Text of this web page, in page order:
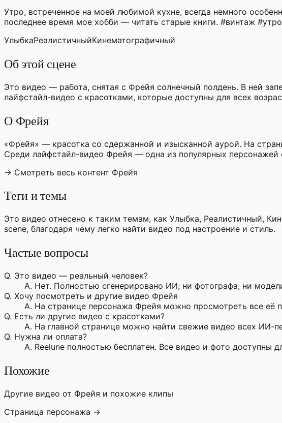
Утро, встреченное на моей любимой кухне, всегда немного
последнее время мое хобби — читать старые книги. #винтаж
УлыбкаРеалистичныйКинематографичный
Об этой сцене
Это видео — работа, снятая с Фрейя солнечный полдень. В ней
лайфстайл-видео с красотками, которые доступны для всех
О Фрейя
«Фрейя» — красотка со сдержанной и изысканной аурой. На
Среди лайфстайл-видео Фрейя — одна из популярных
→ Смотреть весь контент Фрейя
Теги и темы
Это видео отнесено к таким темам, как Улыбка, Реалистичный,
scene, благодаря чему легко найти видео под настроение и стиль.
Частые вопросы
Q. Это видео — реальный человек?
A. Нет. Полностью сгенерировано ИИ; ни фотографа, ни
Q. Хочу посмотреть и другие видео Фрейя
A. На странице персонажа Фрейя можно просмотреть все её
Q. Есть ли другие видео с красотками?
A. На главной странице можно найти свежие видео всех ИИ-
Q. Нужна ли оплата?
A. Reelune полностью бесплатен. Все видео и фото
Похожие
Другие видео от Фрейя и похожие клипы
Страница персонажа →